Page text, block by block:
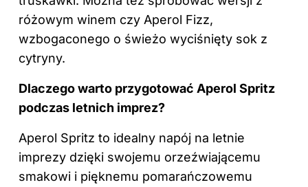
różowym winem czy Aperol Fizz,
wzbogaconego o świeżo wyciśnięty sok z
cytryny.
Dlaczego warto przygotować Aperol Spritz
podczas letnich imprez?
Aperol Spritz to idealny napój na letnie
imprezy dzięki swojemu orzeźwiającemu
smakowi i pięknemu pomarańczowemu